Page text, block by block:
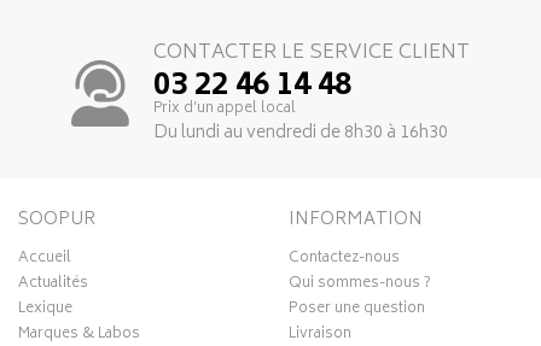
CONTACTER LE SERVICE CLIENT
03 22 46 14 48
Prix d’un appel local
Du lundi au vendredi de 8h30 à 16h30
SOOPUR
Accueil
Actualités
Lexique
Marques & Labos
INFORMATION
Contactez-nous
Qui sommes-nous ?
Poser une question
Livraison